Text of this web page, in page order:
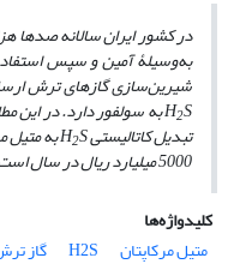
در کشور ایران سالانه صدها
به‌وسیلۀ آمین و سپس
شیرینسازی گازهای ترش
H2S به سولفور دارد. در این
تبدیل کاتالیستی H2S به متیل
5000 میلیارد ریال در سال است که بیش از چهار برابر سود ناخالص فرایند تبدیل
کلیدواژه‌ها
متیل مرکاپتان
H2S گاز